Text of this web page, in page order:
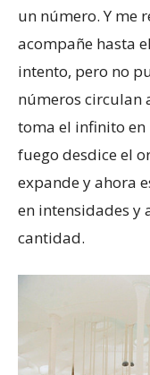
un número. Y me
acompañe hasta
intento, pero no
números circulan
toma el infinito en
fuego desdice el
expande y ahora
en intensidades y
cantidad.